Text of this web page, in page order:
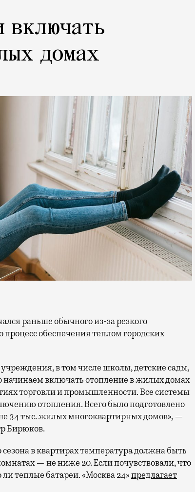
включать
домах
обеспечения теплом городских
в том числе школы, детские сады,
включать отопление в жилых домах
торговли и промышленности. Все системы
отопления. Всего было подготовлено
34 тыс. жилых многоквартирных домов», —
Бирюков.
в квартирах температура должна быть
— не ниже 20. Если почувствовали, что
теплые батареи. «Москва 24»предлагает